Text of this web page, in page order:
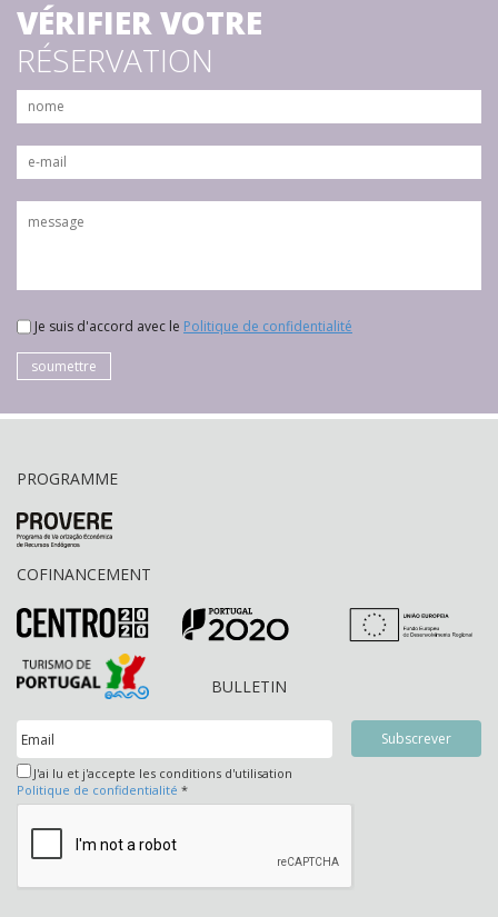
VÉRIFIER VOTRE
RÉSERVATION
Je suis d'accord avec le Politique de confidentialité
soumettre
PROGRAMME
COFINANCEMENT
BULLETIN
J'ai lu et j'accepte les conditions d'utilisation
Politique de confidentialité *